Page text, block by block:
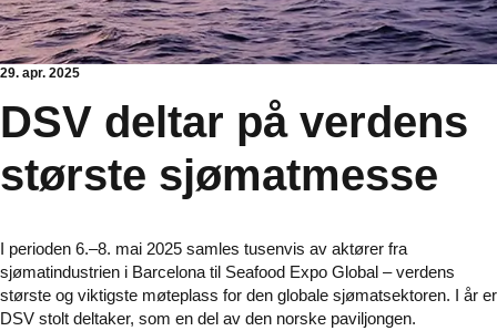
29. apr. 2025
DSV deltar på verdens
største sjømatmesse
I perioden 6.–8. mai 2025 samles tusenvis av aktører fra
sjømatindustrien i Barcelona til Seafood Expo Global – verdens
største og viktigste møteplass for den globale sjømatsektoren. I år er
DSV stolt deltaker, som en del av den norske paviljongen.